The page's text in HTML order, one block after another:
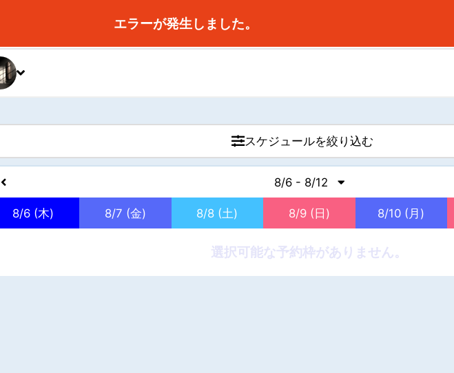
予約スケジュール
スケジュールを絞り込む
8/6 - 8/12
8/6 (木) 8/7 (金) 8/8 (土) 8/9 (日) 8/10 (月)
選択可能な予約枠がありません。